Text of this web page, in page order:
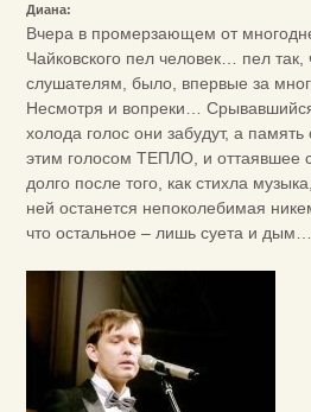
Диана:
Вчера в промерзающем от
Чайковского пел человек… пел
слушателям, было, впервые за
Несмотря и вопреки…
холода голос они забудут, а
этим голосом ТЕПЛО, и оттаявшее
долго после того, как стихла
ней останется непоколебимая
что остальное – лишь суета и дым…